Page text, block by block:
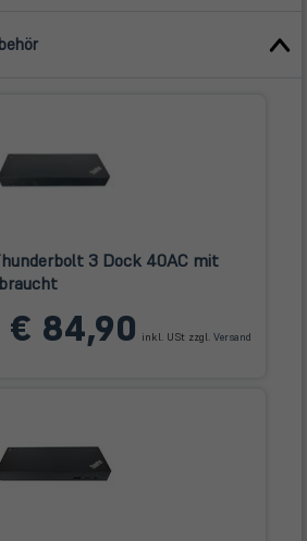
3 Dock 40AC mit
€ 84,90 inkl. USt zzgl. Versand